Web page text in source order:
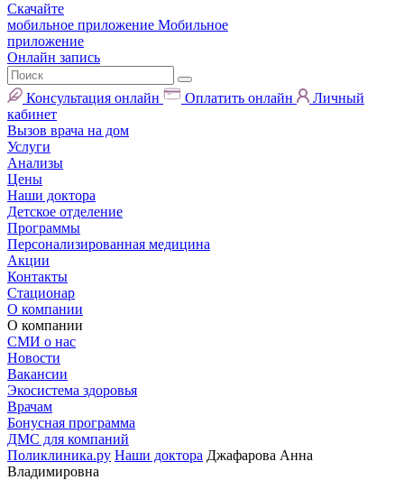
Скачайте
мобильное приложение Мобильное
приложение
Онлайн запись
Консультация онлайн Оплатить онлайн
Личный
кабинет
Вызов врача на дом
Услуги
Анализы
Цены
Наши доктора
Детское отделение
Программы
Персонализированная медицина
Акции
Контакты
Стационар
О компании
О компании
СМИ о нас
Новости
Вакансии
Экосистема здоровья
Врачам
Бонусная программа
ДМС для компаний
Поликлиника.ру Наши доктора Джафарова Анна
Владимировна